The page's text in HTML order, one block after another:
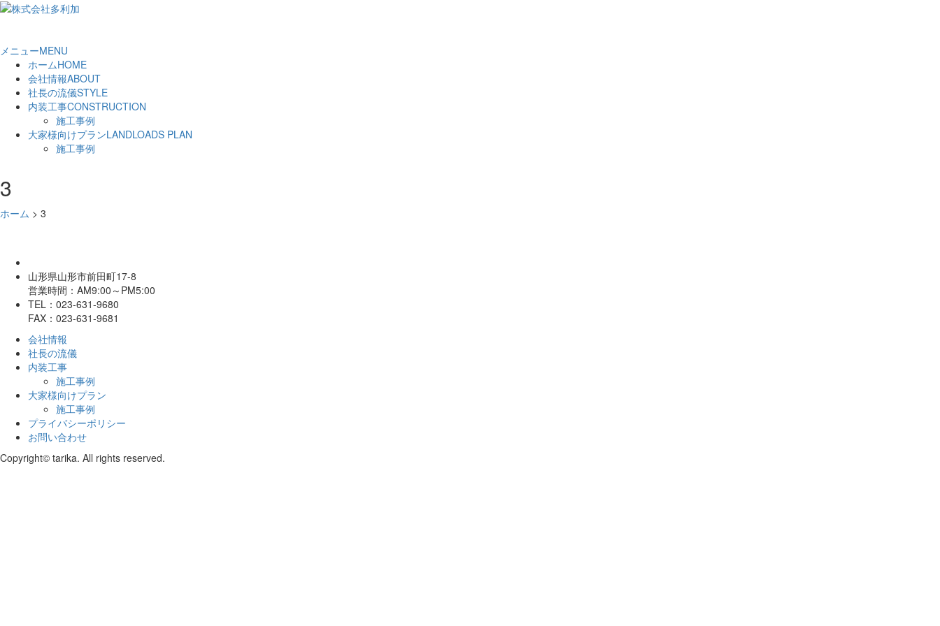
メニューMENU
ホームHOME
会社情報ABOUT
社長の流儀STYLE
内装工事CONSTRUCTION
施工事例
大家様向けプランLANDLOADS PLAN
施工事例
3
ホーム > 3
山形県山形市前田町17-8
営業時間：AM9:00～PM5:00
TEL：023-631-9680
FAX：023-631-9681
会社情報
社長の流儀
内装工事
施工事例
大家様向けプラン
施工事例
プライバシーポリシー
お問い合わせ
Copyright© tarika. All rights reserved.